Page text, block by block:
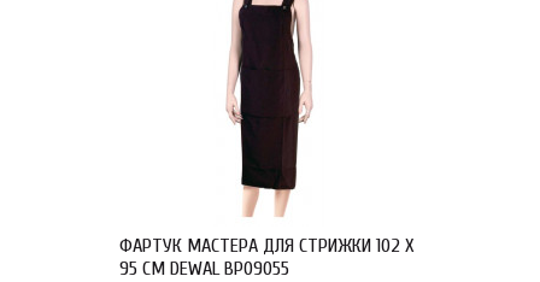
ФАРТУК МАСТЕРА ДЛЯ СТРИЖКИ 102 Х
95 СМ DEWAL BP09055